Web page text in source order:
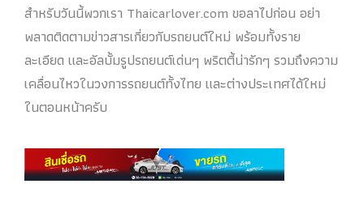
สำหรับวันนี้พวกเรา Thaicarlover.com ขอลาไปก่อน อย่า
พลาดติดตามข่าวสารเกี่ยวกับรถยนต์ใหม่ พร้อมทั้งราย
ละเอียด และอัลบั้มรูปรถยนต์เด่นๆ พริตตี้น่ารักๆ รวมถึงความ
เคลื่อนไหวในวงการรถยนต์ทั้งไทย และต่างประเทศได้ใหม่
ในตอนหน้าครับ